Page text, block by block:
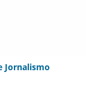
Jornalismo